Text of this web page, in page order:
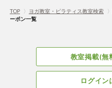
TOP 〉 ヨガ教室・ピラティス教室検索 〉
ーポン一覧
教室掲載(無
ログイン